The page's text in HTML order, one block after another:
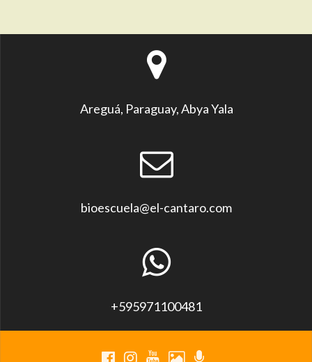
Areguá, Paraguay, Abya Yala
bioescuela@el-cantaro.com
+595971100481